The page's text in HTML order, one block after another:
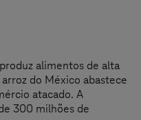
alimentos de alta
do México abastece
atacado. A
300 milhões de